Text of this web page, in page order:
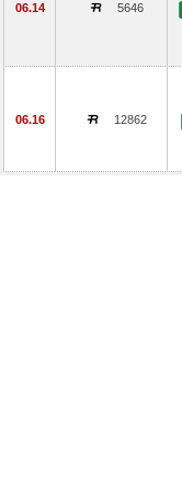
06.14 5646
06.16 12862